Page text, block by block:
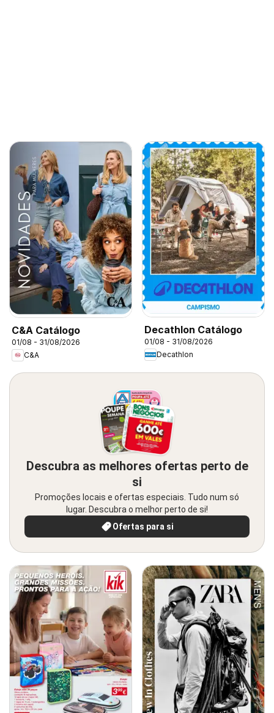
C&A Catálogo
01/08 - 31/08/2026
C&A
Decathlon Catálogo
01/08 - 31/08/2026
Decathlon
Descubra as melhores ofertas perto de
si
Promoções locais e ofertas especiais. Tudo num só
lugar. Descubra o melhor perto de si!
Ofertas para si